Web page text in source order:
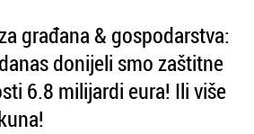
građana & gospodarstva:
donijeli smo zaštitne
6.8 milijardi eura! Ili više